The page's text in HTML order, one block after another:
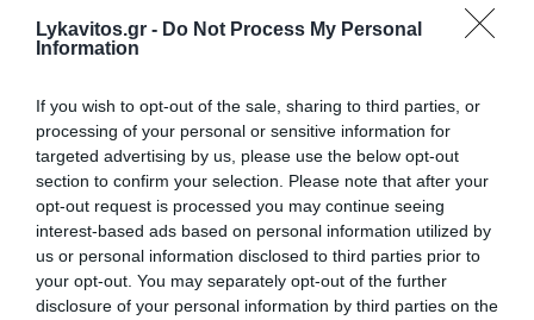
Lykavitos.gr - Do Not Process My Personal
Information
If you wish to opt-out of the sale, sharing to third parties, or
processing of your personal or sensitive information for
targeted advertising by us, please use the below opt-out
section to confirm your selection. Please note that after your
opt-out request is processed you may continue seeing
interest-based ads based on personal information utilized by
us or personal information disclosed to third parties prior to
your opt-out. You may separately opt-out of the further
disclosure of your personal information by third parties on the
του ήπατος
διαβάστε ακόμη